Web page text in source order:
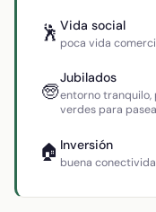
🕺 Vida social
poca vida
🧓
Jubilados
entorno tranquilo,
verdes para
🏠 Inversión
buena